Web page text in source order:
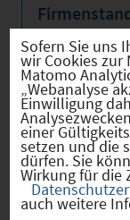
Sozialvers.
Sofern Sie uns
wir Cookies zur
Matomo
„Webanalyse
Einwilligung
einer
setzen und die
dürfen. Sie
Wirkung für die
auch weitere